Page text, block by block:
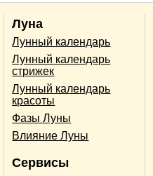
Луна
Лунный календарь
Лунный календарь
стрижек
Лунный календарь
красоты
Фазы Луны
Влияние Луны
Сервисы